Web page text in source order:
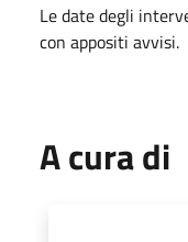
Le date degli
con appositi avvisi.
A cura di